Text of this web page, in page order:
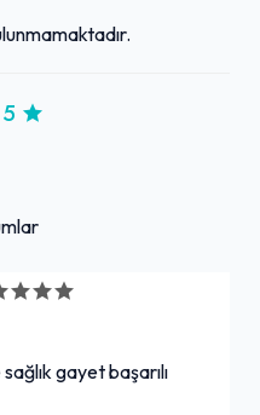
tarafından gönül
5
gayet başarılı